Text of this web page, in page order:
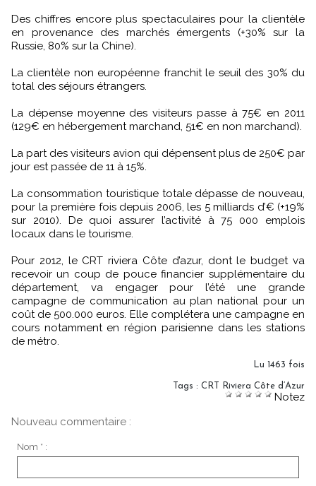
Des chiffres encore plus spectaculaires pour la clientèle
en provenance des marchés émergents (+30% sur la
Russie, 80% sur la Chine).
La clientèle non européenne franchit le seuil des 30% du
total des séjours étrangers.
La dépense moyenne des visiteurs passe à 75€ en 2011
(129€ en hébergement marchand, 51€ en non marchand).
La part des visiteurs avion qui dépensent plus de 250€ par
jour est passée de 11 à 15%.
La consommation touristique totale dépasse de nouveau,
pour la première fois depuis 2006, les 5 milliards d’€ (+19%
sur 2010). De quoi assurer l’activité à 75 000 emplois
locaux dans le tourisme.
Pour 2012, le CRT riviera Côte d’azur, dont le budget va
recevoir un coup de pouce financier supplémentaire du
département, va engager pour l’été une grande
campagne de communication au plan national pour un
coût de 500.000 euros. Elle complétera une campagne en
cours notamment en région parisienne dans les stations
de métro.
Lu 1463 fois
Tags : CRT Riviera Côte d’Azur
Notez
Nouveau commentaire :
Nom * :